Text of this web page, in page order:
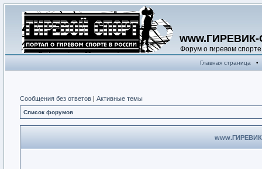
Форум о гиревом спорте
Главная страница •
Сообщения без ответов | Активные темы
Список форумов